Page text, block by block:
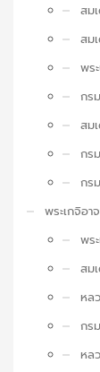
สม
สม
พร
กร
สม
กร
กร
พระเกจิอา
พร
สม
หล
กร
หล